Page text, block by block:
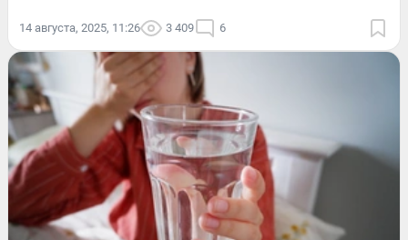
14 августа, 2025, 11:26 3 409 6